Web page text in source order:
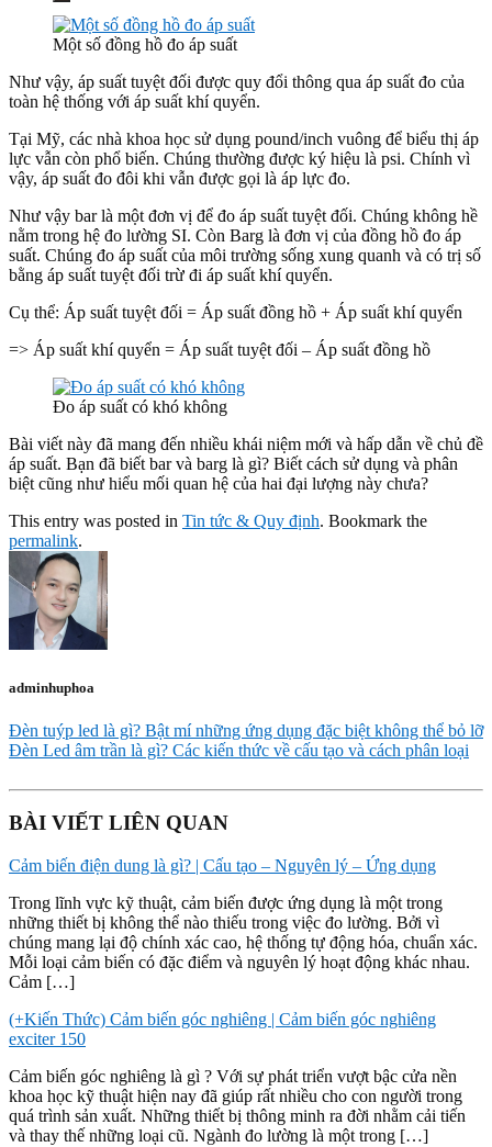
Một số đồng hồ đo áp suất
Như vậy, áp suất tuyệt đối được quy đổi thông qua áp suất đo của
toàn hệ thống với áp suất khí quyển.
Tại Mỹ, các nhà khoa học sử dụng pound/inch vuông để biểu thị áp
lực vẫn còn phổ biến. Chúng thường được ký hiệu là psi. Chính vì
vậy, áp suất đo đôi khi vẫn được gọi là áp lực đo.
Như vậy bar là một đơn vị để đo áp suất tuyệt đối. Chúng không hề
nằm trong hệ đo lường SI. Còn Barg là đơn vị của đồng hồ đo áp
suất. Chúng đo áp suất của môi trường sống xung quanh và có trị số
bằng áp suất tuyệt đối trừ đi áp suất khí quyển.
Cụ thể: Áp suất tuyệt đối = Áp suất đồng hồ + Áp suất khí quyển
=> Áp suất khí quyển = Áp suất tuyệt đối – Áp suất đồng hồ
Đo áp suất có khó không
Bài viết này đã mang đến nhiều khái niệm mới và hấp dẫn về chủ đề
áp suất. Bạn đã biết bar và barg là gì? Biết cách sử dụng và phân
biệt cũng như hiểu mối quan hệ của hai đại lượng này chưa?
This entry was posted in Tin tức & Quy định. Bookmark the
permalink.
adminhuphoa
Đèn tuýp led là gì? Bật mí những ứng dụng đặc biệt không thể bỏ lỡ
Đèn Led âm trần là gì? Các kiến thức về cấu tạo và cách phân loại
BÀI VIẾT LIÊN QUAN
Cảm biến điện dung là gì? | Cấu tạo – Nguyên lý – Ứng dụng
Trong lĩnh vực kỹ thuật, cảm biến được ứng dụng là một trong
những thiết bị không thể nào thiếu trong việc đo lường. Bởi vì
chúng mang lại độ chính xác cao, hệ thống tự động hóa, chuẩn xác.
Mỗi loại cảm biến có đặc điểm và nguyên lý hoạt động khác nhau.
Cảm […]
(+Kiến Thức) Cảm biến góc nghiêng | Cảm biến góc nghiêng
exciter 150
Cảm biến góc nghiêng là gì ? Với sự phát triển vượt bậc cửa nền
khoa học kỹ thuật hiện nay đã giúp rất nhiều cho con người trong
quá trình sản xuất. Những thiết bị thông minh ra đời nhằm cải tiến
và thay thế những loại cũ. Ngành đo lường là một trong […]